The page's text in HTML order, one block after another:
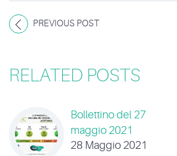
PREVIOUS POST
RELATED POSTS
Bollettino del 27
maggio 2021
28 Maggio 2021